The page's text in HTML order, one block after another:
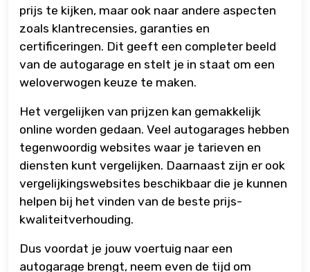
prijs te kijken, maar ook naar andere aspecten
zoals klantrecensies, garanties en
certificeringen. Dit geeft een completer beeld
van de autogarage en stelt je in staat om een
weloverwogen keuze te maken.
Het vergelijken van prijzen kan gemakkelijk
online worden gedaan. Veel autogarages hebben
tegenwoordig websites waar je tarieven en
diensten kunt vergelijken. Daarnaast zijn er ook
vergelijkingswebsites beschikbaar die je kunnen
helpen bij het vinden van de beste prijs-
kwaliteitverhouding.
Dus voordat je jouw voertuig naar een
autogarage brengt, neem even de tijd om